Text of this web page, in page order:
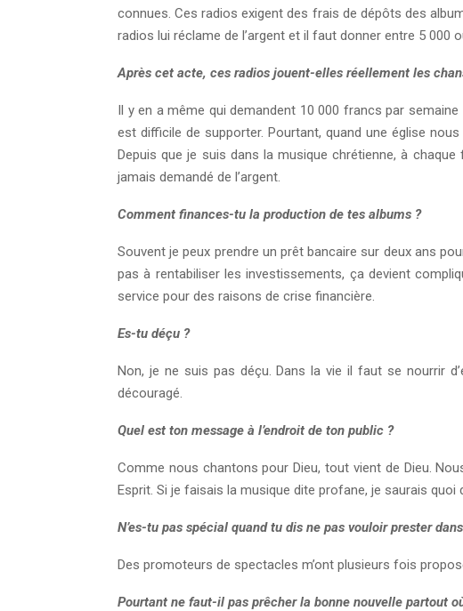
connues. Ces radios exigent des frais de dépôts des
radios lui réclame de l’argent et il faut donner entre 5 000
Après cet acte, ces radios jouent-elles réellement les
Il y en a même qui demandent 10 000 francs par
est difficile de supporter. Pourtant, quand une église
Depuis que je suis dans la musique chrétienne, à chaque
jamais demandé de l’argent.
Comment finances-tu la production de tes albums ?
Souvent je peux prendre un prêt bancaire sur deux ans
pas à rentabiliser les investissements, ça devient
service pour des raisons de crise financière.
Es-tu déçu ?
Non, je ne suis pas déçu. Dans la vie il faut se nourrir
découragé.
Quel est ton message à l’endroit de ton public ?
Comme nous chantons pour Dieu, tout vient de Dieu.
Esprit. Si je faisais la musique dite profane, je saurais quoi
N’es-tu pas spécial quand tu dis ne pas vouloir prester
Des promoteurs de spectacles m’ont plusieurs fois
Pourtant ne faut-il pas prêcher la bonne nouvelle partout